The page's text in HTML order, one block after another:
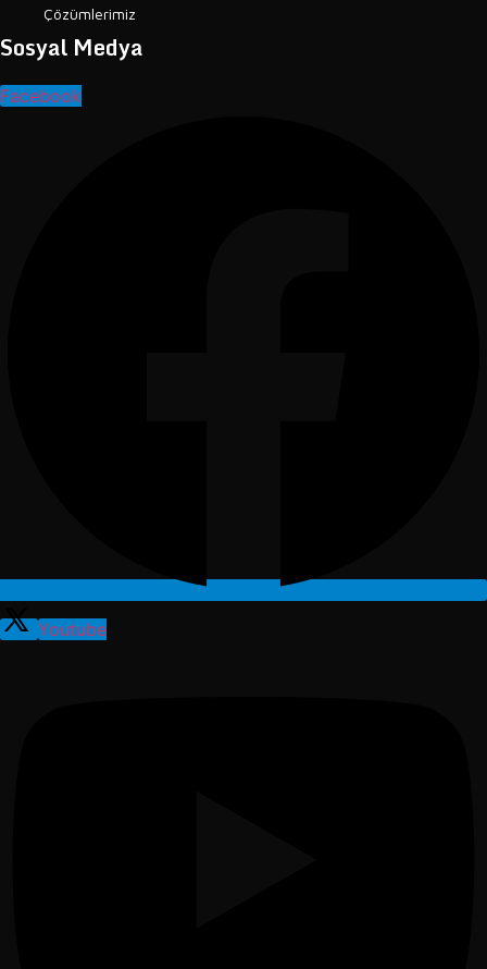
Çözümlerimiz
Sosyal Medya
Facebook
Youtube